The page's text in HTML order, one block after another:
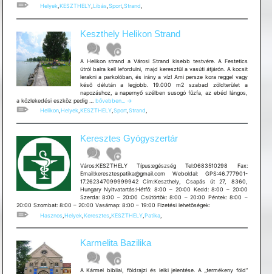
Helyek, KESZTHELY, Libás, Sport, Strand
Keszthely Helikon Strand
A Helikon strand a Városi Strand kisebb testvére. A Festetics
útról balra kell lefordulni, majd keresztül a vasúti átjárón. A kocsit
lerakni a parkolóban, és irány a víz! Ami persze kora reggel vagy
késő délután a legjobb. 19.000 m2 szabad zöldterület a
napozáshoz, a napernyő szélben susogó fűzfa, az ebéd lángos,
a közlekedési eszköz pedig … Keszthely
Helikon
bővebben...
→
Helikon,Helyek,KESZTHELY,Sport,Strand,
Keresztes Gyógyszertár
Város:KESZTHELY Típus:egészség Tel:0683510298 Fax:
Email:keresztespatika@gmail.com Weboldal: GPS:46.777901-
17.262347099999942 Cím:Keszthely, Csapás út 27, 8360,
Hungary Nyitvatartás:Hétfő: 8:00 – 20:00 Kedd: 8:00 – 20:00
Szerda: 8:00 – 20:00 Csütörtök: 8:00 – 20:00 Péntek: 8:00 –
20:00 Szombat: 8:00 – 20:00 Vasárnap: 8:00 – 19:00 Fizetési lehetõségek:
Hasznos, Helyek, Keresztes, KESZTHELY, Patika,
Karmelita Bazilika
A Kármel bibliai, földrajzi és lelki jelentése. A „termékeny föld”